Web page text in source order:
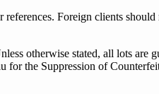
Foreign clients
otherwise stated, all lots are
for the Suppression of